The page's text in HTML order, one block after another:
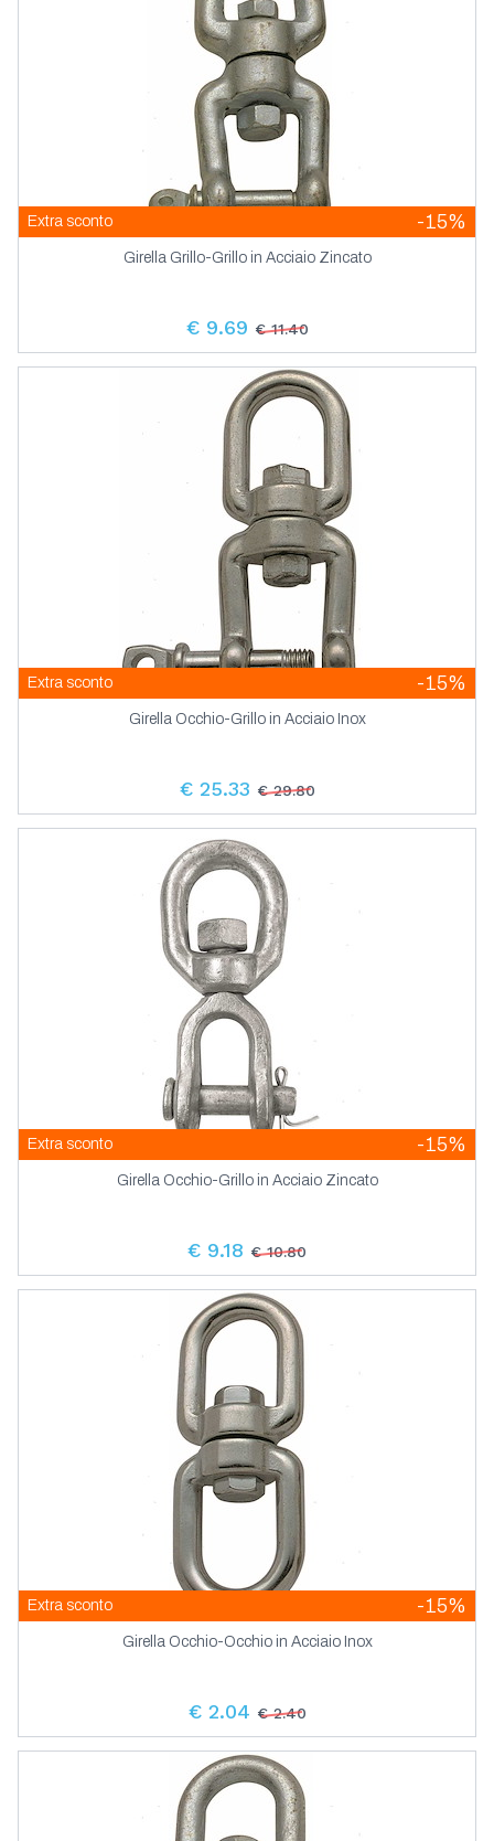
Extra sconto -15%
Girella Grillo-Grillo in Acciaio Zincato
€ 9.69 € 11.40
Extra sconto -15%
Girella Occhio-Grillo in Acciaio Inox
€ 25.33 € 29.80
Extra sconto -15%
Girella Occhio-Grillo in Acciaio Zincato
€ 9.18 € 10.80
Extra sconto -15%
Girella Occhio-Occhio in Acciaio Inox
€ 2.04 € 2.40